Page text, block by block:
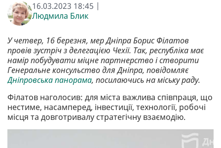
16.03.2023 18:45 |
Людмила Блик
У четвер, 16 березня, мер Дніпра Борис Філатов
провів зустріч з делегацією Чехії. Так, республіка має
намір побудувати міцне партнерство і створити
Генеральне консульство для Дніпра, повідомляє
Дніпровська панорама, посилаючись на міську раду.
Філатов наголосив: для міста важлива співпраця, що
нестиме, насамперед, інвестиції, технології, робочі
місця та довготривалу стратегічну взаємодію.